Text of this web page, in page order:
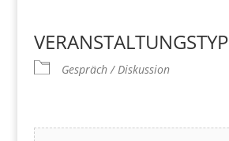
VERANSTALTUNGSTYP
Gespräch / Diskussion